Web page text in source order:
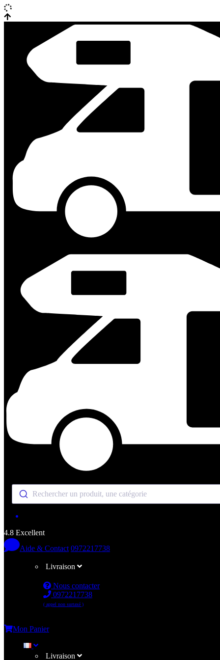
Rechercher un produit, une catégorie
4.8 Excellent
Aide & Contact 0972217738
Livraison
Nous contacter
0972217738
( appel non surtaxé )
Mon Panier
Livraison